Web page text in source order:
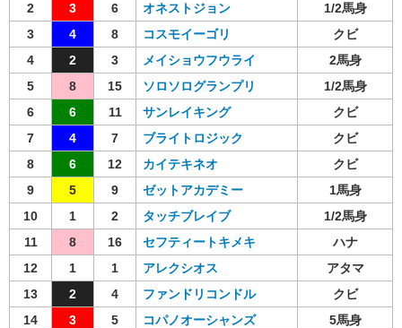
2
3 6 オネストジョン
1/2馬身
3
4 8 コスモイーゴリ
クビ
4
2 3 メイショウフウライ
2馬身
5
8 15 ソロソログランプリ
1/2馬身
6
6 11 サンレイキング
クビ
7
4 7 ブライトロジック
クビ
8
6 12 カイテキネオ
クビ
9
5 9 ゼットアカデミー
1馬身
10
1 2 タッチブレイブ
1/2馬身
11
8 16 セフティートキメキ
ハナ
12
1 1 アレクシオス
アタマ
13
2 4 ファンドリコンドル
クビ
14
3 5 コパノオーシャンズ
5馬身